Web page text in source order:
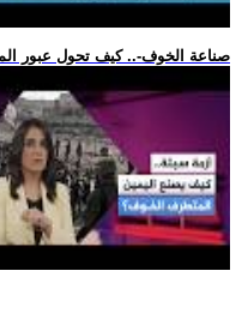
.. -صناعة الخوف-.. كيف تحول عبور